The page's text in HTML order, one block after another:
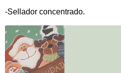
-Sellador concentrado.